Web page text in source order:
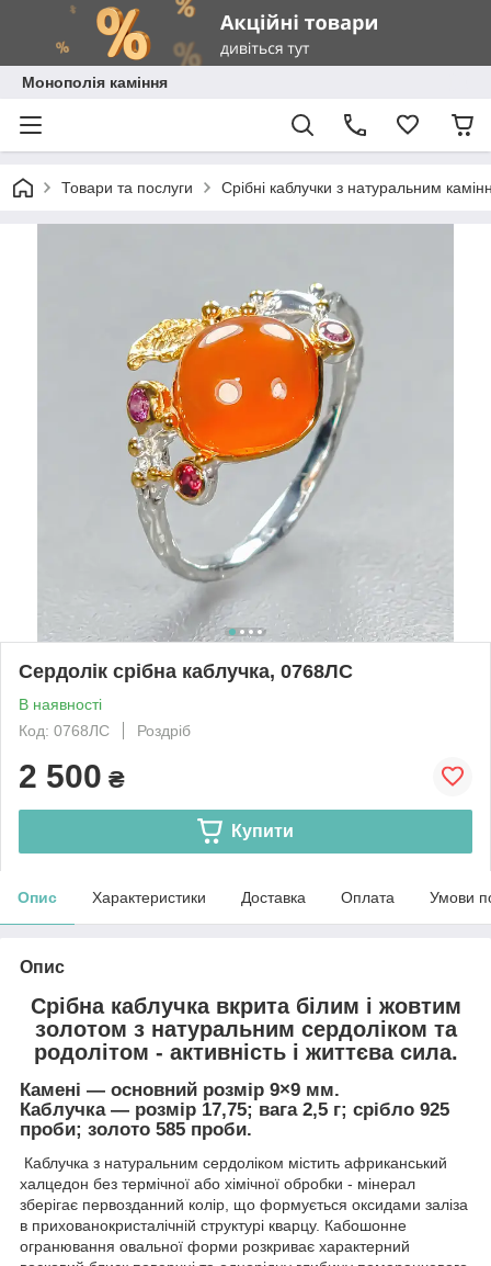
Монополія каміння
Товари та послуги Срібні каблучки з натуральним
Сердолік срібна каблучка, 0768ЛС
В наявності
Код: 0768ЛС
Роздріб
2 500 ₴
Купити
Опис Характеристики Доставка Оплата Умови
Опис
Срібна каблучка вкрита білим і жовтим
золотом з натуральним сердоліком та
родолітом - активність і життєва сила.
Камені — основний розмір 9×9 мм.
Каблучка — розмір 17,75; вага 2,5 г; срібло 925
проби; золото 585 проби.
Каблучка з натуральним сердоліком містить африканський
халцедон без термічної або хімічної обробки - мінерал
зберігає первозданний колір, що формується оксидами заліза
в прихованокристалічній структурі кварцу. Кабошонне
огранювання овальної форми розкриває характерний